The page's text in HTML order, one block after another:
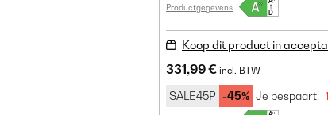
Productgegevens
Koop dit product in
331,99 € incl. BTW
SALE45P -45% Je bespaart: